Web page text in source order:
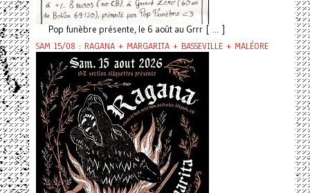
Pop funèbre présente, le 6 août au Grrr [ ... ]
SAM 15/08 : RAGANA + MARGARITA + BASSEVILLE + MALÉORE